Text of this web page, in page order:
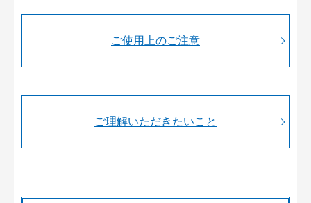
ご使用上のご注意
ご理解いただきたいこと